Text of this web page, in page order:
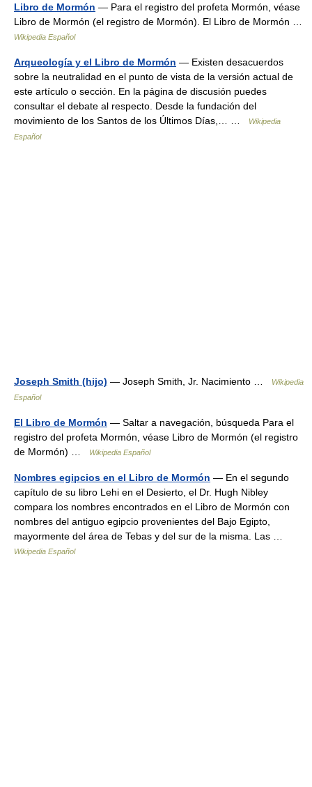
Libro de Mormón — Para el registro del profeta Mormón, véase
Libro de Mormón (el registro de Mormón). El Libro de Mormón …
Wikipedia Español
Arqueología y el Libro de Mormón — Existen desacuerdos
sobre la neutralidad en el punto de vista de la versión actual de
este artículo o sección. En la página de discusión puedes
consultar el debate al respecto. Desde la fundación del
movimiento de los Santos de los Últimos Días,… …
Wikipedia
Español
Joseph Smith (hijo) — Joseph Smith, Jr. Nacimiento …
Wikipedia
Español
El Libro de Mormón — Saltar a navegación, búsqueda Para el
registro del profeta Mormón, véase Libro de Mormón (el registro
de Mormón) …
Wikipedia Español
Nombres egipcios en el Libro de Mormón — En el segundo
capítulo de su libro Lehi en el Desierto, el Dr. Hugh Nibley
compara los nombres encontrados en el Libro de Mormón con
nombres del antiguo egipcio provenientes del Bajo Egipto,
mayormente del área de Tebas y del sur de la misma. Las …
Wikipedia Español